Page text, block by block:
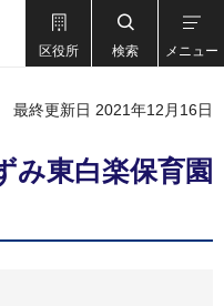
区役所 検索 メニュー
最終更新日 2021年12月16日
み東白楽保育園